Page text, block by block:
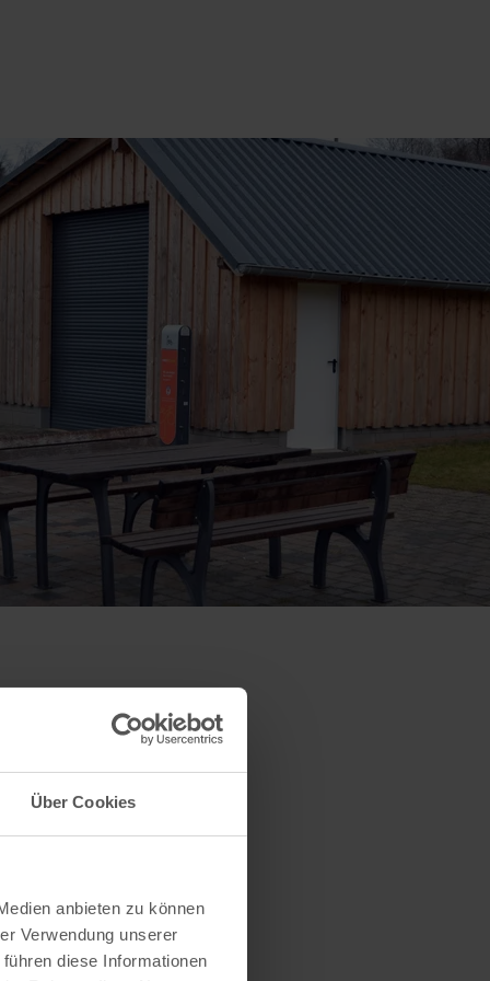
Über Cookies
anbieten zu können
Verwendung unserer
diese Informationen